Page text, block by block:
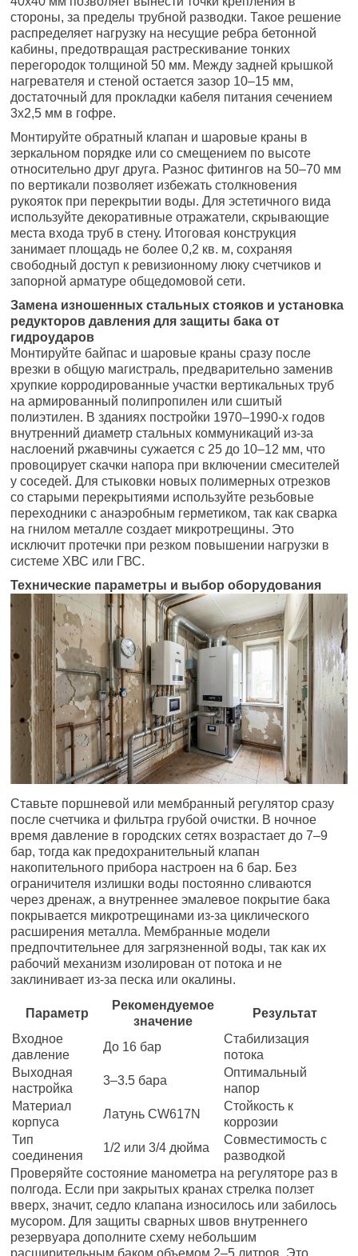
стороны, за пределы трубной разводки. Такое решение
распределяет нагрузку на несущие ребра бетонной
кабины, предотвращая растрескивание тонких
перегородок толщиной 50 мм. Между задней крышкой
нагревателя и стеной остается зазор 10–15 мм,
достаточный для прокладки кабеля питания сечением
3х2,5 мм в гофре.
Монтируйте обратный клапан и шаровые краны в
зеркальном порядке или со смещением по высоте
относительно друг друга. Разнос фитингов на 50–70 мм
по вертикали позволяет избежать столкновения
рукояток при перекрытии воды. Для эстетичного вида
используйте декоративные отражатели, скрывающие
места входа труб в стену. Итоговая конструкция
занимает площадь не более 0,2 кв. м, сохраняя
свободный доступ к ревизионному люку счетчиков и
запорной арматуре общедомовой сети.
Замена изношенных стальных стояков и установка
редукторов давления для защиты бака от
гидроударов
Монтируйте байпас и шаровые краны сразу после
врезки в общую магистраль, предварительно заменив
хрупкие корродированные участки вертикальных труб
на армированный полипропилен или сшитый
полиэтилен. В зданиях постройки 1970–1990-х годов
внутренний диаметр стальных коммуникаций из-за
наслоений ржавчины сужается с 25 до 10–12 мм, что
провоцирует скачки напора при включении смесителей
у соседей. Для стыковки новых полимерных отрезков
со старыми перекрытиями используйте резьбовые
переходники с анаэробным герметиком, так как сварка
на гнилом металле создает микротрещины. Это
исключит протечки при резком повышении нагрузки в
системе ХВС или ГВС.
Технические параметры и выбор оборудования
Ставьте поршневой или мембранный регулятор сразу
после счетчика и фильтра грубой очистки. В ночное
время давление в городских сетях возрастает до 7–9
бар, тогда как предохранительный клапан
накопительного прибора настроен на 6 бар. Без
ограничителя излишки воды постоянно сливаются
через дренаж, а внутреннее эмалевое покрытие бака
покрывается микротрещинами из-за циклического
расширения металла. Мембранные модели
предпочтительнее для загрязненной воды, так как их
рабочий механизм изолирован от потока и не
заклинивает из-за песка или окалины.
Параметр
Рекомендуемое
значение
Результат
Входное
давление
До 16 бар
Стабилизация
потока
Выходная
настройка
3–3.5 бара
Оптимальный
напор
Материал
корпуса
Латунь CW617N
Стойкость к
коррозии
Тип
соединения
1/2 или 3/4 дюйма
Совместимость с
разводкой
Проверяйте состояние манометра на регуляторе раз в
полгода. Если при закрытых кранах стрелка ползет
вверх, значит, седло клапана износилось или забилось
мусором. Для защиты сварных швов внутреннего
резервуара дополните схему небольшим